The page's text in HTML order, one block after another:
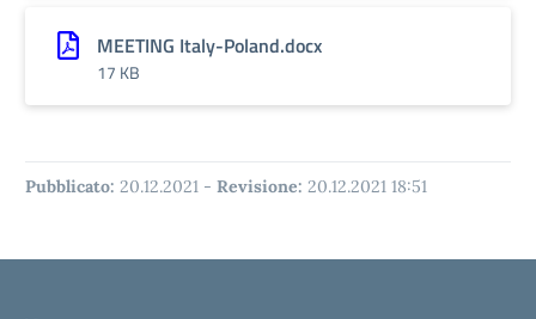
MEETING Italy-Poland.docx
17 KB
Pubblicato: 20.12.2021 - Revisione: 20.12.2021 18:51